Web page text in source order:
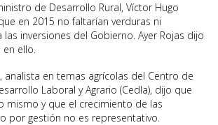
de Desarrollo Rural, Víctor Hugo
en 2015 no faltarían verduras ni
las inversiones del Gobierno. Ayer Rojas dijo
en ello.
analista en temas agrícolas del Centro de
Laboral y Agrario (Cedla), dijo que
mismo y que el crecimiento de las
por gestión no es representativo.